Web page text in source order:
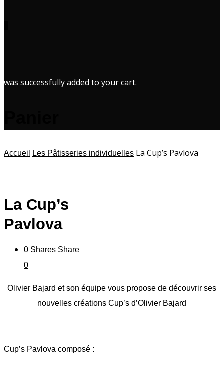
was successfully added to your cart.
Accueil Les Pâtisseries individuelles La Cup’s Pavlova
La Cup’s
Pavlova
0 Shares Share
0
Olivier Bajard et son équipe vous propose de découvrir ses
nouvelles créations Cup’s d’Olivier Bajard
Cup’s Pavlova composé :